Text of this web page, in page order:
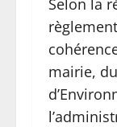
mairie,